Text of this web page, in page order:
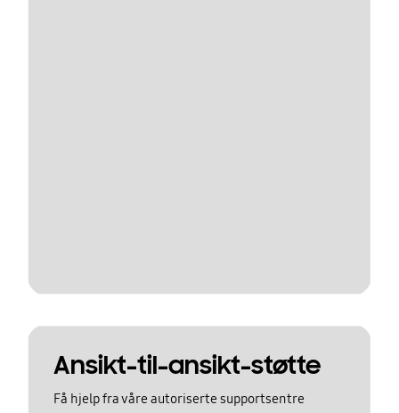
Ansikt-til-ansikt-støtte
Få hjelp fra våre autoriserte supportsentre